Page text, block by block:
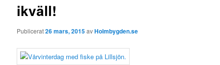
ikväll!
Publicerat26 mars, 2015avHolmbygden.se